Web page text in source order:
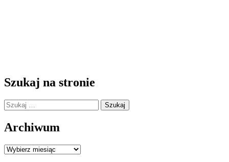
Szukaj na stronie
Szukaj:
Archiwum
Archiwum